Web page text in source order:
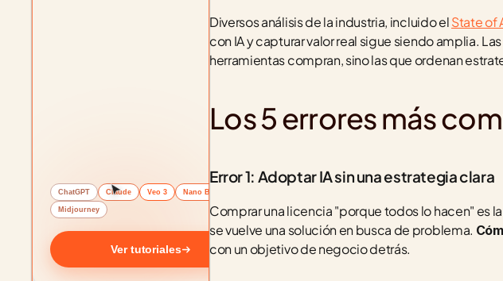
ChatGPT Claude Veo 3 Nano Banana
Midjourney
Ver tutoriales
Diversos análisis de la industria, incluido el State of
con IA y capturar valor real sigue siendo amplia.
herramientas compran, sino las que ordenan
Los 5 errores más
Error 1: Adoptar IA sin una estrategia clara
Comprar una licencia "porque todos lo hacen" es
se vuelve una solución en busca de problema.
con un objetivo de negocio detrás.